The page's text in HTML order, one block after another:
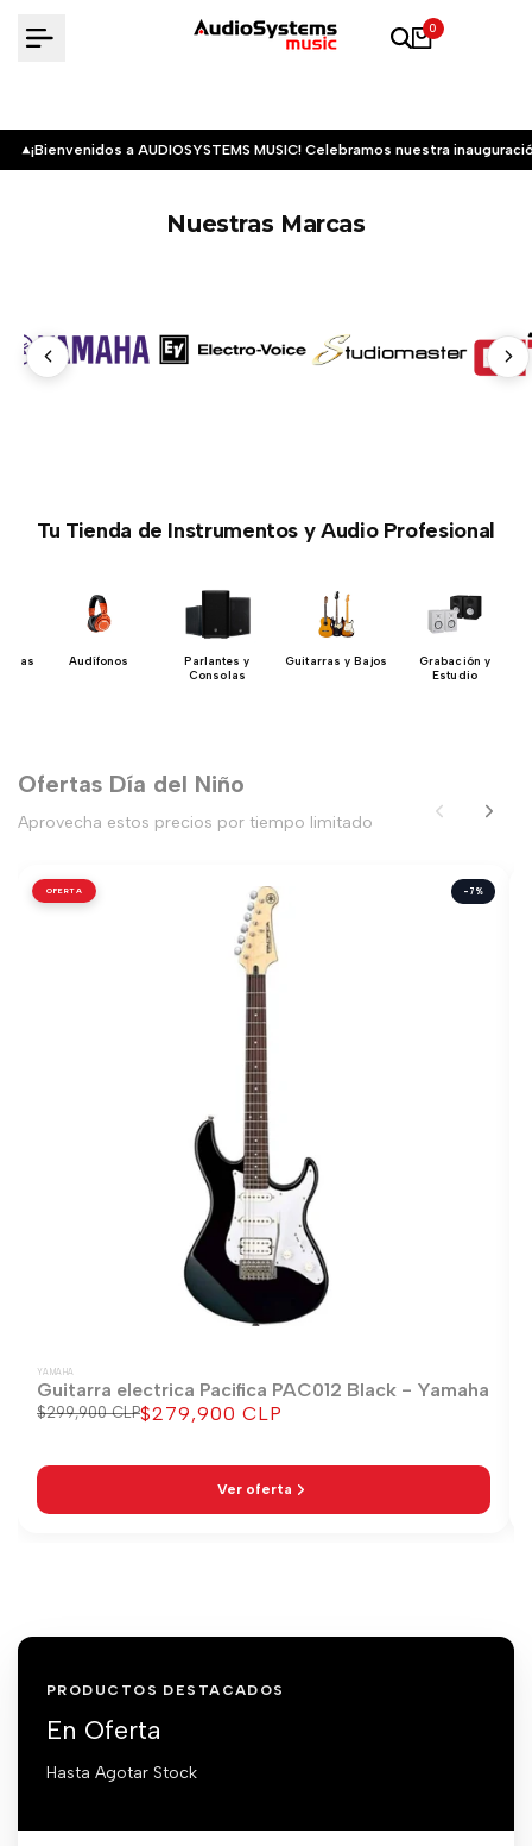
0
¡Bienvenidos a AUDIOSYSTEMS MUSIC! Celebramos nuestra
Nuestras Marcas
Tu Tienda de Instrumentos y Audio Profesional
Audífonos
Parlantes y
Consolas
Guitarras y Bajos
Grabación y
Estudio
Ofertas Día del Niño
Aprovecha estos precios por tiempo limitado
OFERTA -7%
YAMAHA
Guitarra electrica Pacifica PAC012 Black - Yamaha
Precio
$299,900 CLPPrecio
$279,900 CLP
Ver oferta
PRODUCTOS DESTACADOS
En Oferta
Hasta Agotar Stock